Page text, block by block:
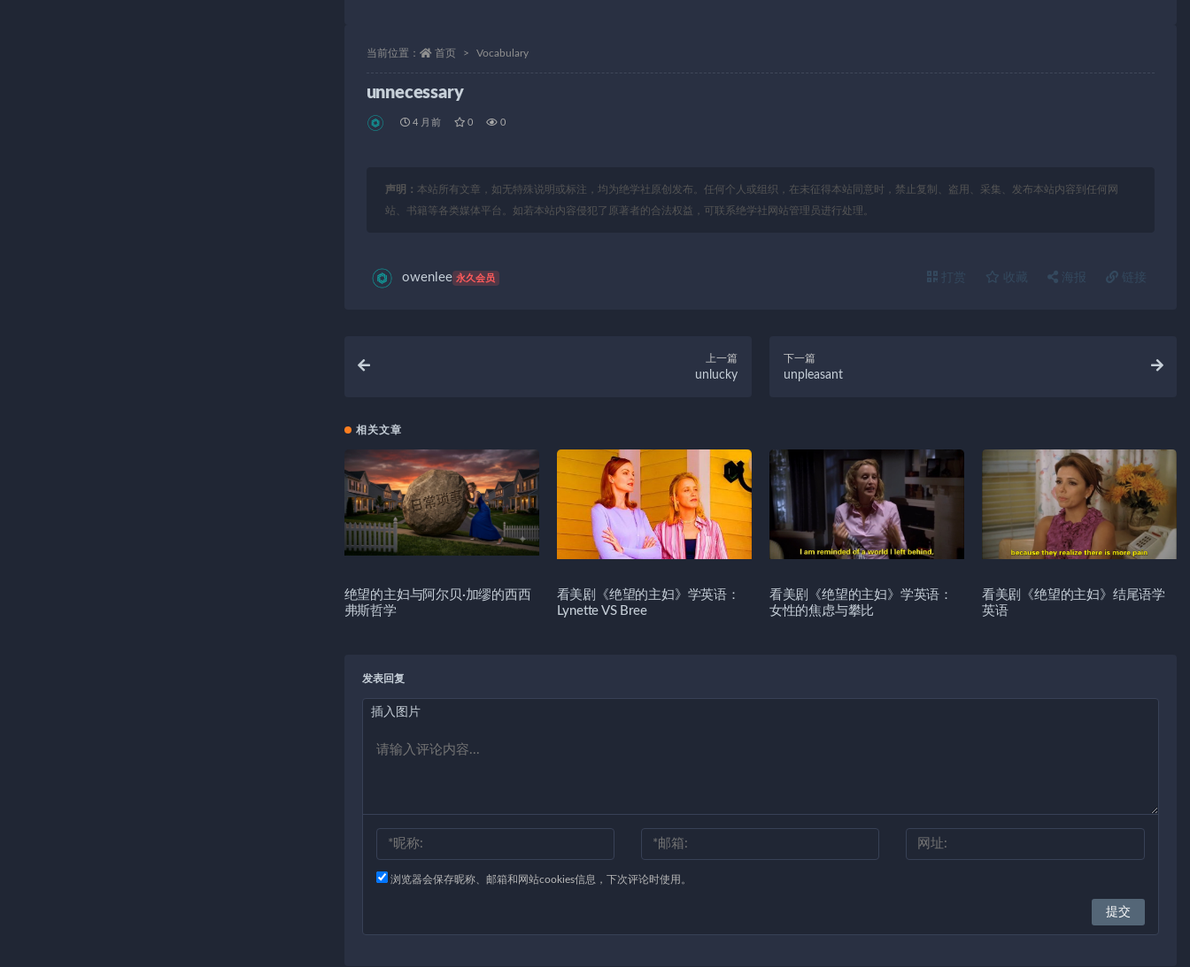
当前位置： 首页 Vocabulary
unnecessary
4 月前 0 0
声明： 本站所有文章，如无特殊说明或标注，均为绝学社原创发布。任何个人或组织，在未征得本站同意时，禁止复制、盗用、采集、发布本站内容到任何网
站、书籍等各类媒体平台。如若本站内容侵犯了原著者的合法权益，可联系绝学社网站管理员进行处理。
owenlee 永久会员 打赏 收藏 海报 链接
上一篇
unlucky
下一篇
unpleasant
相关文章
绝望的主妇与阿尔贝·加缪的西西
弗斯哲学
看美剧《绝望的主妇》学英语：
Lynette VS Bree
看美剧《绝望的主妇》学英语：
女性的焦虑与攀比
看美剧《绝望的主妇》结尾语学
英语
发表回复
插入图片
浏览器会保存昵称、邮箱和网站cookies信息，下次评论时使用。